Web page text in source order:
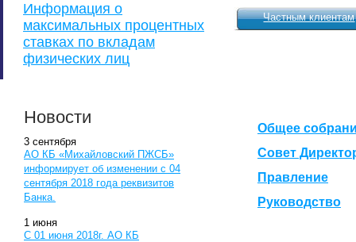
Информация о
максимальных процентных
ставках по вкладам
физических лиц
Новости
3 сентября
АО КБ «Михайловский ПЖСБ»
информирует об изменении с 04
сентября 2018 года реквизитов
Банка.
1 июня
С 01 июня 2018г. АО КБ
Частным клиентам
Общее
Совет
Правление
Руководство